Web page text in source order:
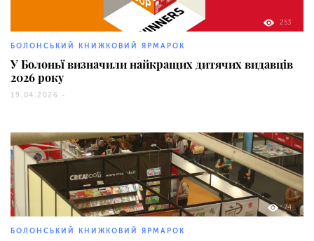
253
БОЛОНСЬКИЙ КНИЖКОВИЙ ЯРМАРОК
У Болоньї визначили найкращих дитячих видавців
2026 року
19.04.2026 -
74
БОЛОНСЬКИЙ КНИЖКОВИЙ ЯРМАРОК